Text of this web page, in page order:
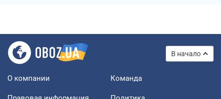
В начало
О компании Команда